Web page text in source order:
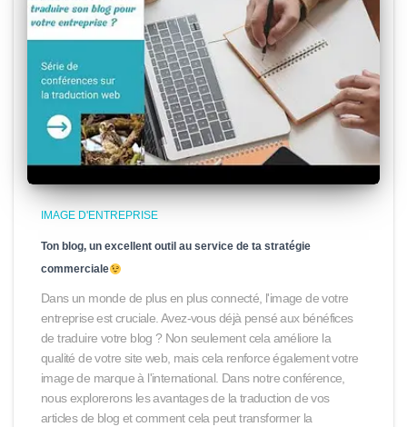
IMAGE D'ENTREPRISE
Ton blog, un excellent outil au service de ta stratégie
commerciale
Dans un monde de plus en plus connecté, l'image de votre
entreprise est cruciale. Avez-vous déjà pensé aux bénéfices
de traduire votre blog ? Non seulement cela améliore la
qualité de votre site web, mais cela renforce également votre
image de marque à l'international. Dans notre conférence,
nous explorerons les avantages de la traduction de vos
articles de blog et comment cela peut transformer la